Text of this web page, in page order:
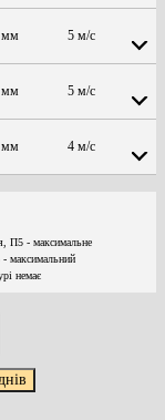
мм 5 м/с
мм 5 м/с
мм 4 м/с
П5 - максимальне
максимальний
немає